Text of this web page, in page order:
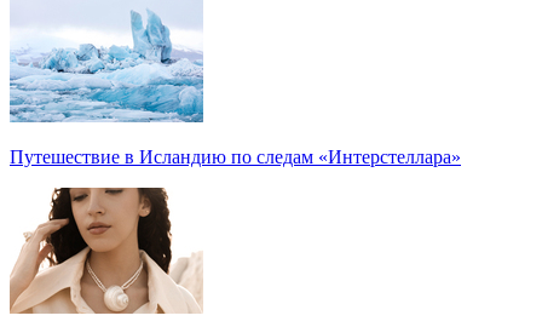
Путешествие в Исландию по следам «Интерстеллара»